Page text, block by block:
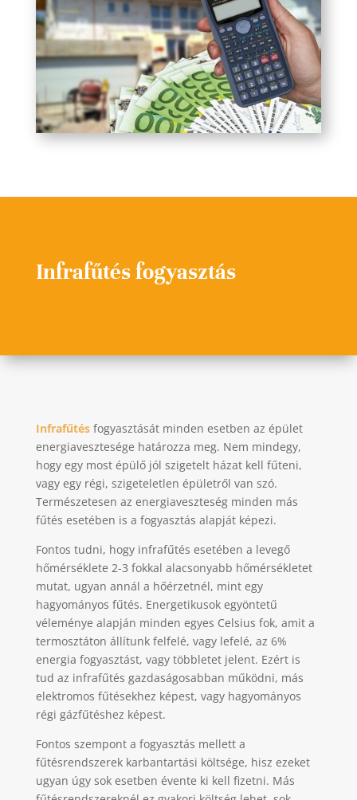
Infrafűtés fogyasztás
Infrafűtésfogyasztását minden esetben az épület
energiavesztesége határozza meg. Nem mindegy,
hogy egy most épülő jól szigetelt házat kell fűteni,
vagy egy régi, szigeteletlen épületről van szó.
Természetesen az energiaveszteség minden más
fűtés esetében is a fogyasztás alapját képezi.
Fontos tudni, hogy infrafűtés esetében a levegő
hőmérséklete 2-3 fokkal alacsonyabb hőmérsékletet
mutat, ugyan annál a hőérzetnél, mint egy
hagyományos fűtés. Energetikusok egyöntetű
véleménye alapján minden egyes Celsius fok, amit a
termosztáton állítunk felfelé, vagy lefelé, az 6%
energia fogyasztást, vagy többletet jelent. Ezért is
tud az infrafűtés gazdaságosabban működni, más
elektromos fűtésekhez képest, vagy hagyományos
régi gázfűtéshez képest.
Fontos szempont a fogyasztás mellett a
fűtésrendszerek karbantartási költsége, hisz ezeket
ugyan úgy sok esetben évente ki kell fizetni. Más